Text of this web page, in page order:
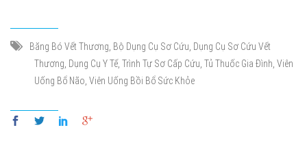
Băng Bó Vết Thương, Bộ Dụng Cụ Sơ Cứu, Dụng Cụ Sơ Cứu Vết
Thương, Dụng Cụ Y Tế, Trình Tự Sơ Cấp Cứu, Tủ Thuốc Gia Đình, Viên
Uống Bổ Não, Viên Uống Bồi Bổ Sức Khỏe